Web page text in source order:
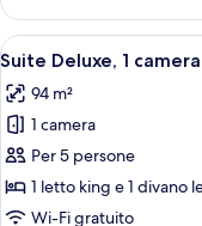
letto
Suite
Grand,
1
da
letto
Apri
tutte
le
foto
per
Suite
Deluxe,
9
Suite Deluxe, 1
94 m²
1 camera
Per 5 persone
1 letto king e 1 divano
Wi-Fi gratuito